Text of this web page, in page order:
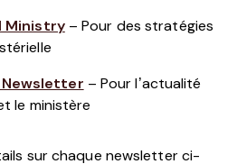
Ministry– Pour des stratégies
Newsletter – Pour l’actualité
le ministère
sur chaque newsletter ci-